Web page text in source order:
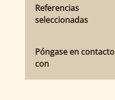
Referencias
seleccionadas
Póngase en contacto
con